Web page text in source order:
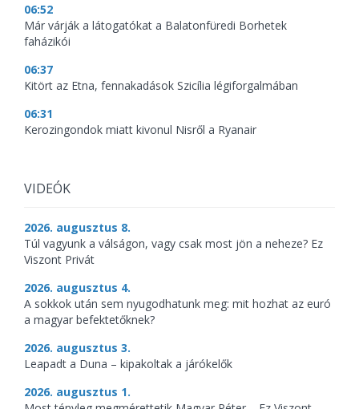
06:52
Már várják a látogatókat a Balatonfüredi Borhetek
faházikói
06:37
Kitört az Etna, fennakadások Szicília légiforgalmában
06:31
Kerozingondok miatt kivonul Nisről a Ryanair
VIDEÓK
2026. augusztus 8.
Túl vagyunk a válságon, vagy csak most jön a neheze? Ez
Viszont Privát
2026. augusztus 4.
A sokkok után sem nyugodhatunk meg: mit hozhat az euró
a magyar befektetőknek?
2026. augusztus 3.
Leapadt a Duna – kipakoltak a járókelők
2026. augusztus 1.